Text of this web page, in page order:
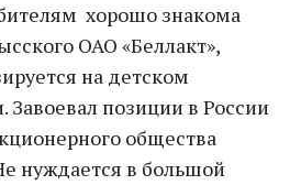
хорошо знакома
ОАО «Беллакт»,
на детском
позиции в России
общества
нуждается в большой